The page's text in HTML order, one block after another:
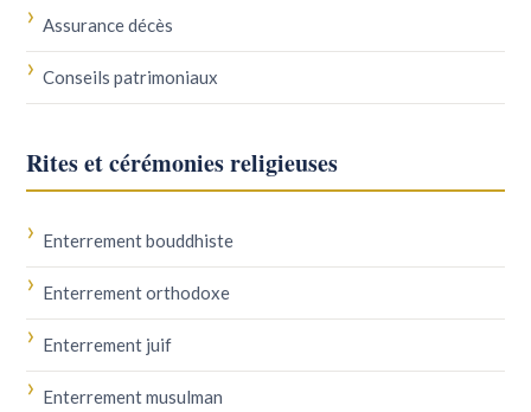
Assurance décès
Conseils patrimoniaux
Rites et cérémonies religieuses
Enterrement bouddhiste
Enterrement orthodoxe
Enterrement juif
Enterrement musulman